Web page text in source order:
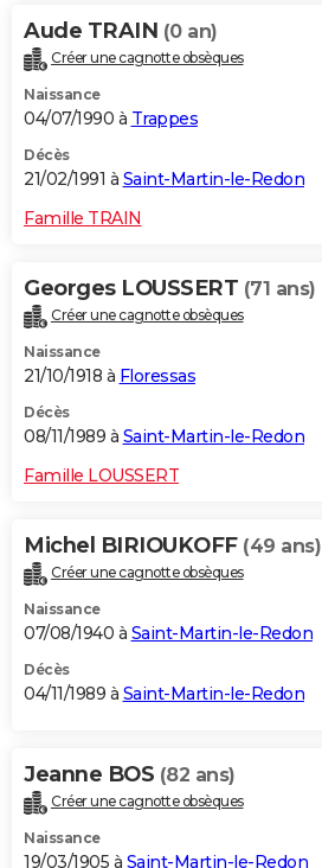
Aude TRAIN (0 an)
Créer une cagnotte obsèques
Naissance
04/07/1990 à Trappes
Décès
21/02/1991 à Saint-Martin-le-Redon
Famille TRAIN
Georges LOUSSERT (71 ans)
Créer une cagnotte obsèques
Naissance
21/10/1918 à Floressas
Décès
08/11/1989 à Saint-Martin-le-Redon
Famille LOUSSERT
Michel BIRIOUKOFF (49 ans)
Créer une cagnotte obsèques
Naissance
07/08/1940 à Saint-Martin-le-Redon
Décès
04/11/1989 à Saint-Martin-le-Redon
Jeanne BOS (82 ans)
Créer une cagnotte obsèques
Naissance
19/03/1905 à Saint-Martin-le-Redon